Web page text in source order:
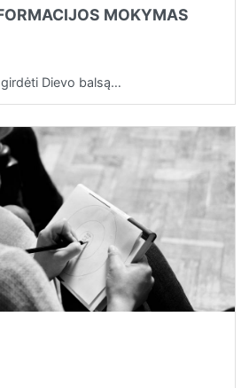
MOKYMAS
Dievo balsą…